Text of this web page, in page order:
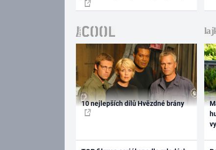
10 nejlepších dílů Hvězdné brány